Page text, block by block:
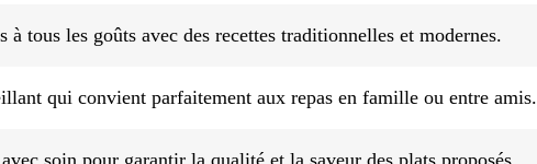
à tous les goûts avec des recettes traditionnelles et modernes.
qui convient parfaitement aux repas en famille ou entre amis.
soin pour garantir la qualité et la saveur des plats proposés.